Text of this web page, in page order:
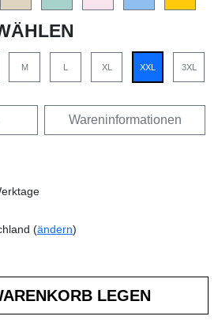
M L XL XXL 3XL
Wareninformationen
(ändern)